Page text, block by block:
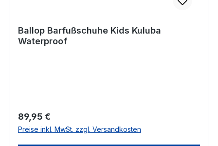
Ballop Barfußschuhe Kids Kuluba
Waterproof
Regulärer Preis:
89,95 €
Preise inkl. MwSt. zzgl. Versandkosten